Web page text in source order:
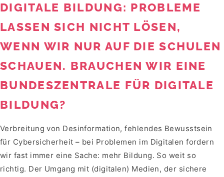
DIGITALE BILDUNG: PROBLEME
LASSEN SICH NICHT LÖSEN,
WENN WIR NUR AUF DIE SCHULEN
SCHAUEN. BRAUCHEN WIR EINE
BUNDESZENTRALE FÜR DIGITALE
BILDUNG?
Verbreitung von Desinformation, fehlendes Bewusstsein
für Cybersicherheit – bei Problemen im Digitalen fordern
wir fast immer eine Sache: mehr Bildung. So weit so
richtig. Der Umgang mit (digitalen) Medien, der sichere